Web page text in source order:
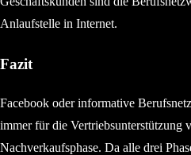
Anlaufstelle in Internet.
Fazit
Facebook oder informative
immer für die Vertriebsunterstützung
Nachverkaufsphase. Da alle drei